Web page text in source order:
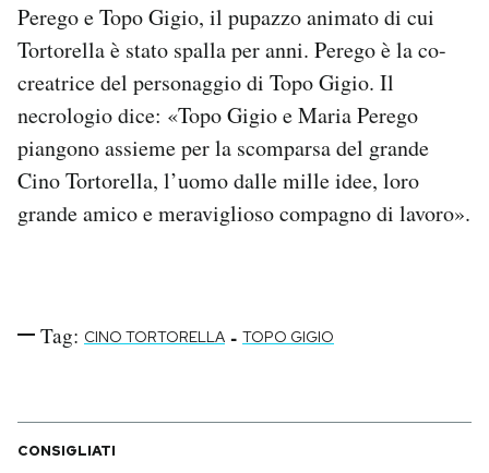
SHOP
CALENDARIO
AREA PERSONALE
Area Personale
Hai bisogno di aiuto?
Perego e Topo Gigio, il pupazzo animato di cui
Tortorella è stato spalla per anni. Perego è la co-
creatrice del personaggio di Topo Gigio. Il
necrologio dice: «Topo Gigio e Maria Perego
piangono assieme per la scomparsa del grande
Cino Tortorella, l’uomo dalle mille idee, loro
grande amico e meraviglioso compagno di lavoro».
Tag: CINO TORTORELLA - TOPO GIGIO
CONSIGLIATI